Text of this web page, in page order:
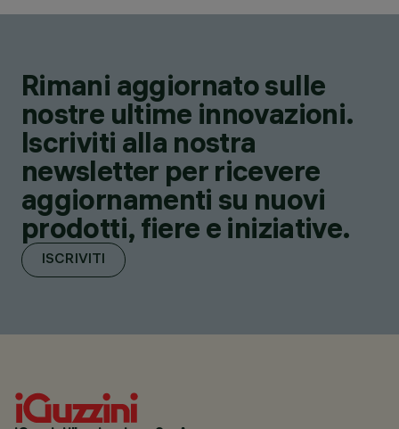
Rimani aggiornato sulle
nostre ultime innovazioni.
Iscriviti alla nostra
newsletter per ricevere
aggiornamenti su nuovi
prodotti, fiere e iniziative.
ISCRIVITI